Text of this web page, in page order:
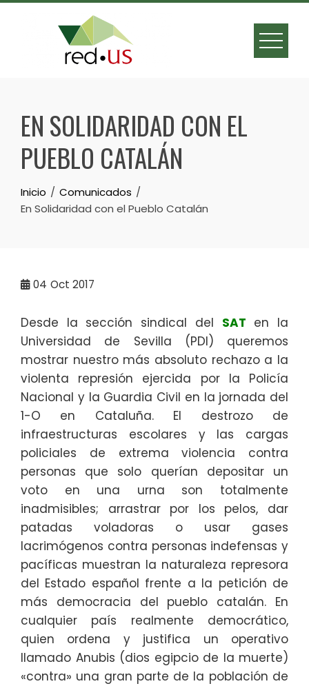
Skip
EN SOLIDARIDAD CON EL
PUEBLO CATALÁN
Inicio
Comunicados
En Solidaridad con el Pueblo Catalán
04 Oct 2017
Desde la sección sindical del SAT en la
Universidad de Sevilla (PDI) queremos
mostrar nuestro más absoluto rechazo a la
violenta represión ejercida por la Policía
Nacional y la Guardia Civil en la jornada del
1-O en Cataluña. El destrozo de
infraestructuras escolares y las cargas
policiales de extrema violencia contra
personas que solo querían depositar un
voto en una urna son totalmente
inadmisibles; arrastrar por los pelos, dar
patadas voladoras o usar gases
lacrimógenos contra personas indefensas y
pacíficas muestran la naturaleza represora
del Estado español frente a la petición de
más democracia del pueblo catalán. En
cualquier país realmente democrático,
quien ordena y justifica un operativo
llamado Anubis (dios egipcio de la muerte)
«contra» una gran parte de la población de